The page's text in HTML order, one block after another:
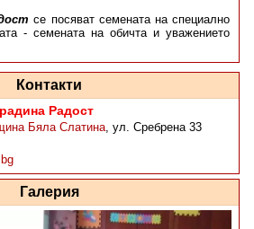
се посяват семената на специално
- семената на обичта и уважението
Контакти
Радост
Бяла Слатина,ул. Сребрена 33
Галерия